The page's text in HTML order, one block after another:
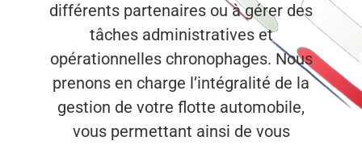
différents partenaires ou à gérer des
tâches administratives et
opérationnelles chronophages. Nous
prenons en charge l’intégralité de la
gestion de votre flotte automobile,
vous permettant ainsi de vous